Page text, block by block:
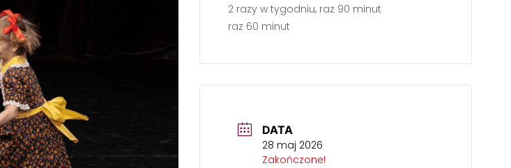
DATA
28 maj 2026
Zakończone!
2 razy w tygodniu, raz 90 minut
raz 60 minut